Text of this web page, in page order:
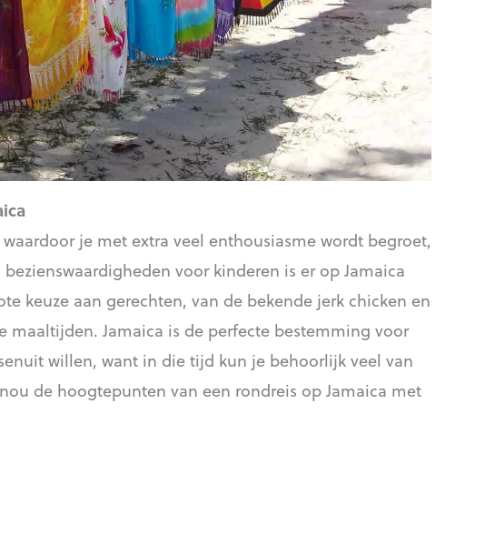
je met extra veel enthousiasme wordt begroet,
voor kinderen is er op Jamaica
keuze aan gerechten, van de bekende jerk chicken en
maaltijden. Jamaica is de perfecte bestemming voor
willen, want in die tijd kun je behoorlijk veel van
de hoogtepunten van een rondreis op Jamaica met